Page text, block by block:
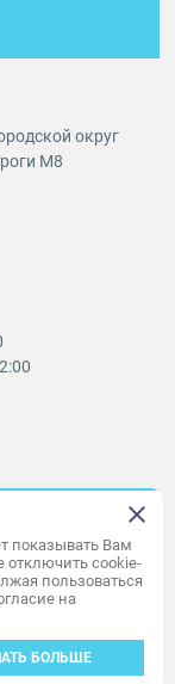
округ
М8
показывать Вам
cookie-
пользоваться
на
БОЛЬШЕ